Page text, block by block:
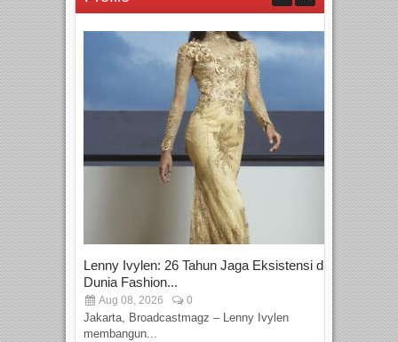
Lenny Ivylen: 26 Tahun Jaga Eksistensi di
Dunia Fashion...
Aug 08, 2026 0
Jakarta, Broadcastmagz – Lenny Ivylen
membangun...